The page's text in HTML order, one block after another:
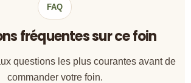
FAQ
fréquentes sur ce foin
questions les plus courantes avant de
commander votre foin.